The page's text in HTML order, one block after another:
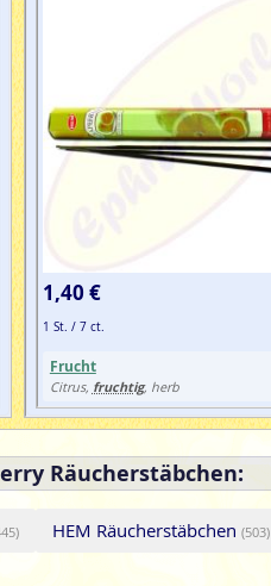
1,40 €
1 St. / 7 ct.
Frucht
Citrus, fruchtig, herb
Räucherstäbchen:
HEM Räucherstäbchen (503)